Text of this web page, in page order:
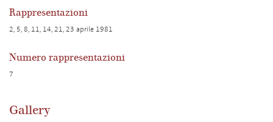
Rappresentazioni
2, 5, 8, 11, 14, 21, 23 aprile 1981
Numero rappresentazioni
7
Gallery